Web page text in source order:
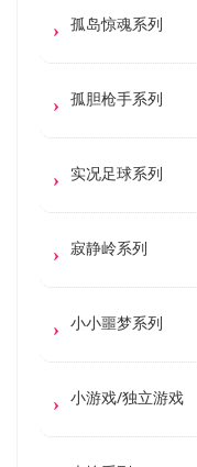
孤岛惊魂系列
孤胆枪手系列
实况足球系列
寂静岭系列
小小噩梦系列
小游戏/独立游戏